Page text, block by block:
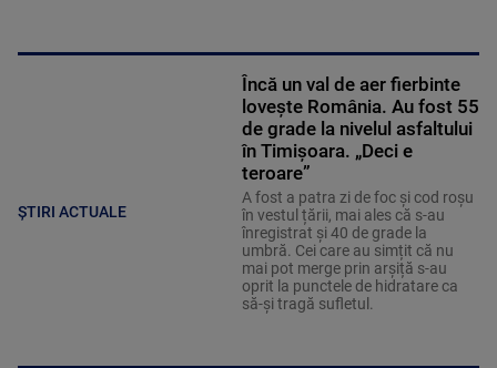
ȘTIRI ACTUALE
Încă un val de aer fierbinte
lovește România. Au fost 55
de grade la nivelul asfaltului
în Timișoara. „Deci e
teroare”
A fost a patra zi de foc și cod roșu
în vestul țării, mai ales că s-au
înregistrat și 40 de grade la
umbră. Cei care au simțit că nu
mai pot merge prin arșiță s-au
oprit la punctele de hidratare ca
să-și tragă sufletul.